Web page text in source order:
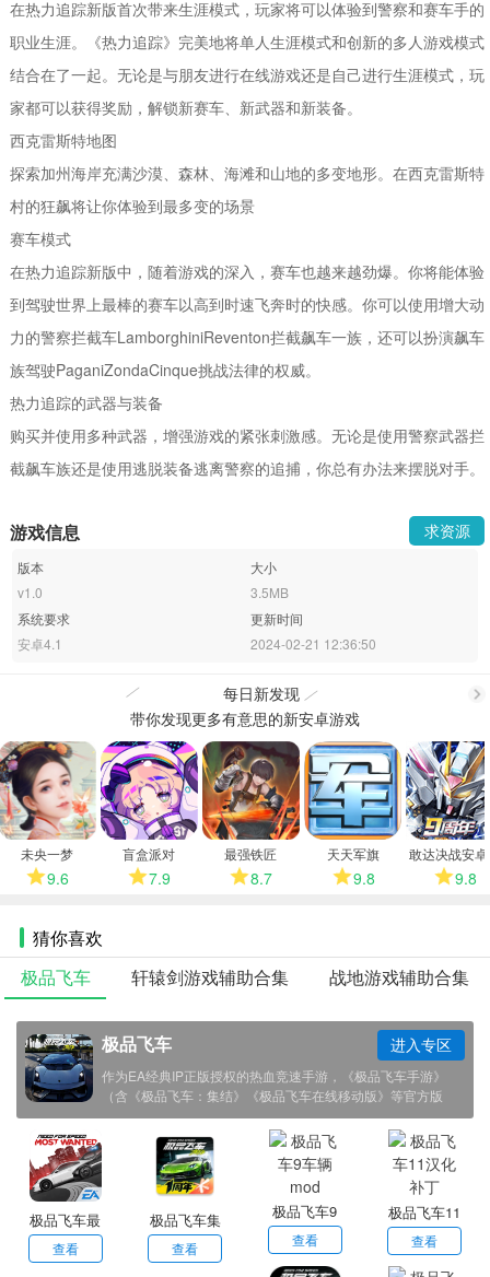
在热力追踪新版首次带来生涯模式，玩家将可以体验到警察和赛车手的
职业生涯。《热力追踪》完美地将单人生涯模式和创新的多人游戏模式
结合在了一起。无论是与朋友进行在线游戏还是自己进行生涯模式，玩
家都可以获得奖励，解锁新赛车、新武器和新装备。
西克雷斯特地图
探索加州海岸充满沙漠、森林、海滩和山地的多变地形。在西克雷斯特
村的狂飙将让你体验到最多变的场景
赛车模式
在热力追踪新版中，随着游戏的深入，赛车也越来越劲爆。你将能体验
到驾驶世界上最棒的赛车以高到时速飞奔时的快感。你可以使用增大动
力的警察拦截车LamborghiniReventon拦截飙车一族，还可以扮演飙车
族驾驶PaganiZondaCinque挑战法律的权威。
热力追踪的武器与装备
购买并使用多种武器，增强游戏的紧张刺激感。无论是使用警察武器拦
截飙车族还是使用逃脱装备逃离警察的追捕，你总有办法来摆脱对手。
游戏信息 求资源
版本
v1.0
大小
3.5MB
系统要求
安卓4.1
更新时间
2024-02-21 12:36:50
每日新发现
多
带你发现更多有意思的新安卓游戏
未央一梦
9.6
盲盒派对
7.9
最强铁匠
8.7
天天军旗
9.8
敢达决战安
9.8
猜你喜欢
极品飞车
轩辕剑游戏辅助合集 战地游戏辅助合集
极品飞车
作为EA经典IP正版授权的热血竞速手游，《极品飞车手游》
（含《极品飞车：集结》《极品飞车在线移动版》等官方版
本）完美延续系列核心基因，以正版豪车阵容、拟真物理引
擎、开放世界探索与深度竞技玩法，为玩家带来主机级的极速
体验。无论是追求街头漂移的爽快，还是热衷车辆改装的个性
定制，或是沉迷多人对抗的热血，都能在这里解锁专属竞速乐
趣，成为赛道上的传奇车手。
进入专区
极品飞车最
高通缉中文
查看
极品飞车集
结正版
查看
极品飞车9
车辆mod
查看
极品飞车11
汉化补丁
查看